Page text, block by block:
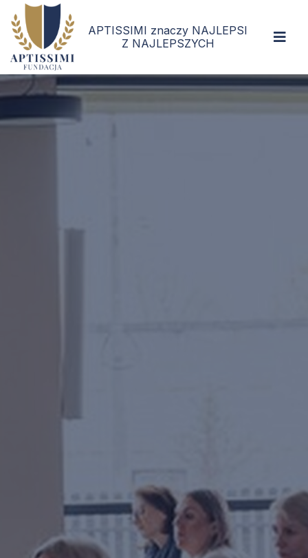
APTISSIMI znaczy NAJLEPSI
Z NAJLEPSZYCH